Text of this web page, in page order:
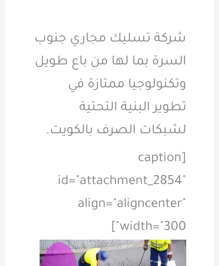
شركة تسليك مجاري جنوب
السرة بما لها من باع طويل
وتكنولوجيا ممتازة في
تطوير البنية التحتية
لشبكات الصرف بالكويت.
[caption
id="attachment_2854"
align="aligncenter"
width="300"]